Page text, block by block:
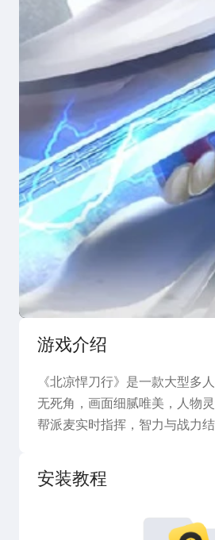
游戏介绍
《北凉悍刀行》是一款大型多
无死角，画面细腻唯美，人物
帮派麦实时指挥，智力与战力
安装教程